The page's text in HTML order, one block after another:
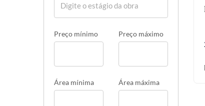
Preço mínimo Preço máximo
Área mínima Área máxima